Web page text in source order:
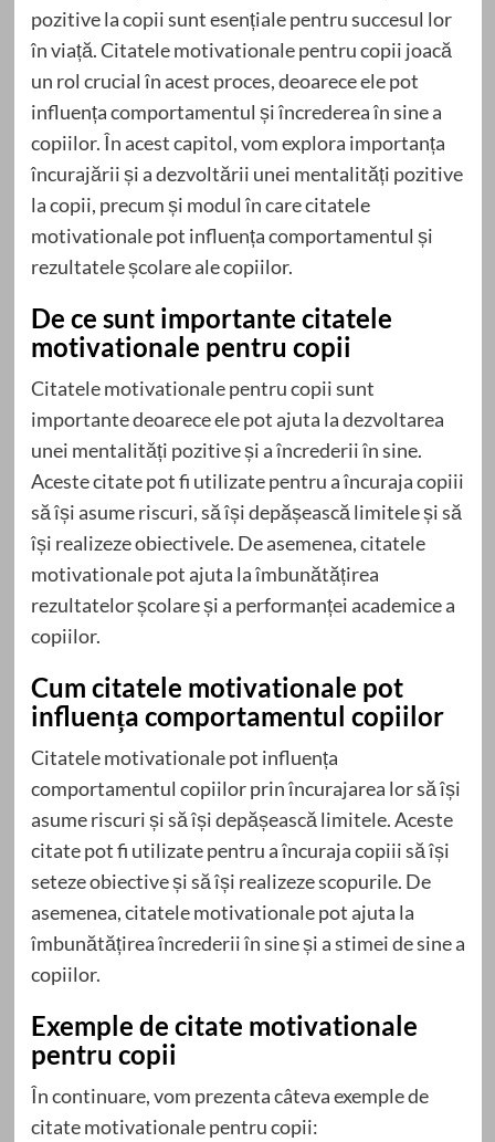
pozitive la copii sunt esențiale pentru succesul lor
în viață. Citatele motivationale pentru copii joacă
un rol crucial în acest proces, deoarece ele pot
influența comportamentul și încrederea în sine a
copiilor. În acest capitol, vom explora importanța
încurajării și a dezvoltării unei mentalități pozitive
la copii, precum și modul în care citatele
motivationale pot influența comportamentul și
rezultatele școlare ale copiilor.
De ce sunt importante citatele
motivationale pentru copii
Citatele motivationale pentru copii sunt
importante deoarece ele pot ajuta la dezvoltarea
unei mentalități pozitive și a încrederii în sine.
Aceste citate pot fi utilizate pentru a încuraja copiii
să își asume riscuri, să își depășească limitele și să
își realizeze obiectivele. De asemenea, citatele
motivationale pot ajuta la îmbunătățirea
rezultatelor școlare și a performanței academice a
copiilor.
Cum citatele motivationale pot
influența comportamentul copiilor
Citatele motivationale pot influența
comportamentul copiilor prin încurajarea lor să își
asume riscuri și să își depășească limitele. Aceste
citate pot fi utilizate pentru a încuraja copiii să își
seteze obiective și să își realizeze scopurile. De
asemenea, citatele motivationale pot ajuta la
îmbunătățirea încrederii în sine și a stimei de sine a
copiilor.
Exemple de citate motivationale
pentru copii
În continuare, vom prezenta câteva exemple de
citate motivationale pentru copii: